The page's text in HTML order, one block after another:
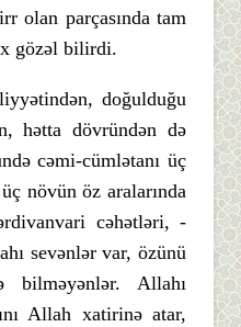
olan parçasında tam
gözəl bilirdi.
doğulduğu
hətta dövründən də
cəmi-cümlətanı üç
növün öz aralarında
cəhətləri, -
sevənlər var, özünü
Allahı
Allah xatirinə atar,